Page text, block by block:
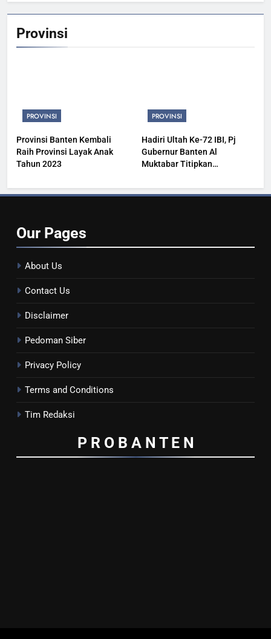
Provinsi
PROVINSI
Provinsi Banten Kembali
Raih Provinsi Layak Anak
Tahun 2023
PROVINSI
Hadiri Ultah Ke-72 IBI, Pj
Gubernur Banten Al
Muktabar Titipkan
Our Pages
About Us
Contact Us
Disclaimer
Pedoman Siber
Privacy Policy
Terms and Conditions
Tim Redaksi
P R O B A N T E N